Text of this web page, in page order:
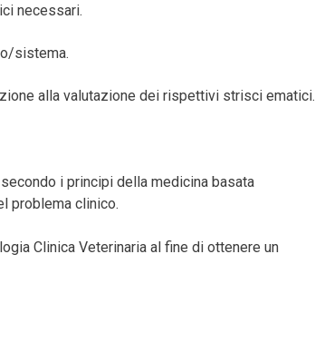
necessari.
sistema.
alla valutazione dei rispettivi strisci ematici.
i principi della medicina basata
problema clinico.
Clinica Veterinaria al fine di ottenere un